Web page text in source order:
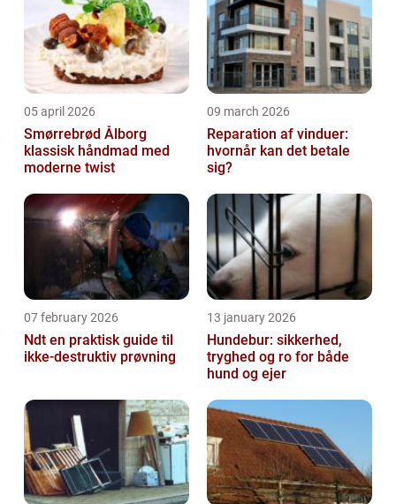
05 april 2026
Smørrebrød Ålborg
klassisk håndmad med
moderne twist
09 march 2026
Reparation af vinduer:
hvornår kan det betale
sig?
07 february 2026
Ndt en praktisk guide til
ikke-destruktiv prøvning
13 january 2026
Hundebur: sikkerhed,
tryghed og ro for både
hund og ejer